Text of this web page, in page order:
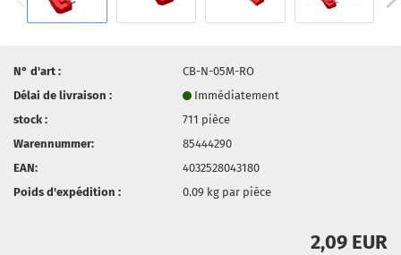
N° d'art :
CB-N-05M-RO
Délai de livraison :
Immédiatement
stock :
711 pièce
Warennummer:
85444290
EAN:
4032528043180
Poids d'expédition :
0.09 kg par pièce
2,09 EUR